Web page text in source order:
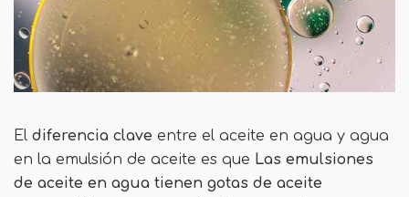
El diferencia clave entre el aceite en agua y agua
en la emulsión de aceite es que Las emulsiones
de aceite en agua tienen gotas de aceite